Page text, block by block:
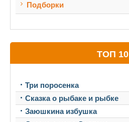
Подборки
ТОП 10
Три поросенка
Сказка о рыбаке и рыбке
Заюшкина избушка